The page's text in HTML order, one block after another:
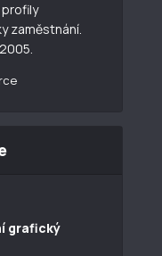
zaměstnání.
grafický